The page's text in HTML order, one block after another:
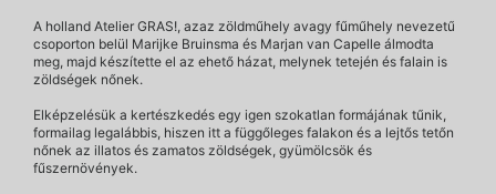
A holland Atelier GRAS!, azaz zöldműhely avagy fűműhely nevezetű
csoporton belül Marijke Bruinsma és Marjan van Capelle álmodta
meg, majd készítette el az ehető házat, melynek tetején és falain is
zöldségek nőnek.
Elképzelésük a kertészkedés egy igen szokatlan formájának tűnik,
formailag legalábbis, hiszen itt a függőleges falakon és a lejtős tetőn
nőnek az illatos és zamatos zöldségek, gyümölcsök és
fűszernövények.